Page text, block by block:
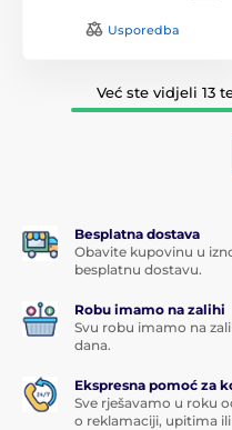
Usporedba
Već ste vidjeli 13
Besplatna dostava
Obavite kupovinu u
besplatnu dostavu.
Robu imamo na zalihi
Svu robu imamo na
dana.
Ekspresna pomoć za
Sve rješavamo u roku
o reklamaciji, upitima